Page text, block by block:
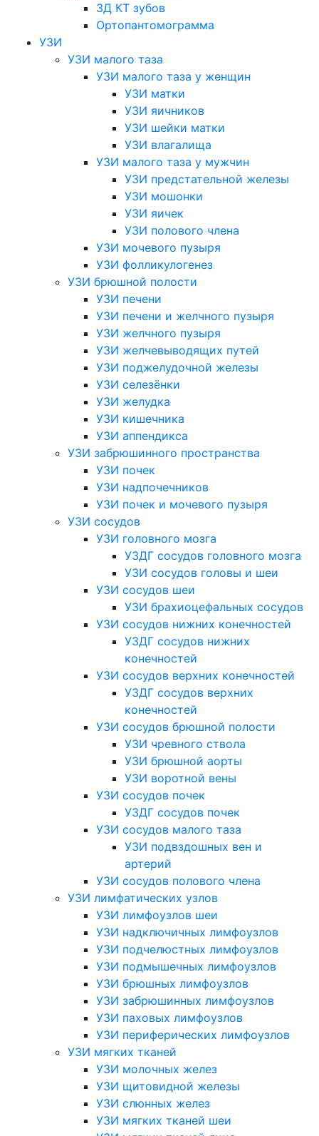
3Д КТ зубов
Ортопантомограмма
УЗИ
УЗИ малого таза
УЗИ малого таза у женщин
УЗИ матки
УЗИ яичников
УЗИ шейки матки
УЗИ влагалища
УЗИ малого таза у мужчин
УЗИ предстательной железы
УЗИ мошонки
УЗИ яичек
УЗИ полового члена
УЗИ мочевого пузыря
УЗИ фолликулогенез
УЗИ брюшной полости
УЗИ печени
УЗИ печени и желчного пузыря
УЗИ желчного пузыря
УЗИ желчевыводящих путей
УЗИ поджелудочной железы
УЗИ селезёнки
УЗИ желудка
УЗИ кишечника
УЗИ аппендикса
УЗИ забрюшинного пространства
УЗИ почек
УЗИ надпочечников
УЗИ почек и мочевого пузыря
УЗИ сосудов
УЗИ головного мозга
УЗДГ сосудов головного мозга
УЗИ сосудов головы и шеи
УЗИ сосудов шеи
УЗИ брахиоцефальных сосудов
УЗИ сосудов нижних конечностей
УЗДГ сосудов нижних
конечностей
УЗИ сосудов верхних конечностей
УЗДГ сосудов верхних
конечностей
УЗИ сосудов брюшной полости
УЗИ чревного ствола
УЗИ брюшной аорты
УЗИ воротной вены
УЗИ сосудов почек
УЗДГ сосудов почек
УЗИ сосудов малого таза
УЗИ подвздошных вен и
артерий
УЗИ сосудов полового члена
УЗИ лимфатических узлов
УЗИ лимфоузлов шеи
УЗИ надключичных лимфоузлов
УЗИ подчелюстных лимфоузлов
УЗИ подмышечных лимфоузлов
УЗИ брюшных лимфоузлов
УЗИ забрюшинных лимфоузлов
УЗИ паховых лимфоузлов
УЗИ периферических лимфоузлов
УЗИ мягких тканей
УЗИ молочных желез
УЗИ щитовидной железы
УЗИ слюнных желез
УЗИ мягких тканей шеи